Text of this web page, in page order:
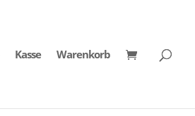
Kasse Warenkorb